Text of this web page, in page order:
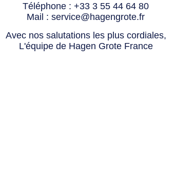
Téléphone : +33 3 55 44 64 80
Mail : service@hagengrote.fr
Avec nos salutations les plus cordiales,
L'équipe de Hagen Grote France